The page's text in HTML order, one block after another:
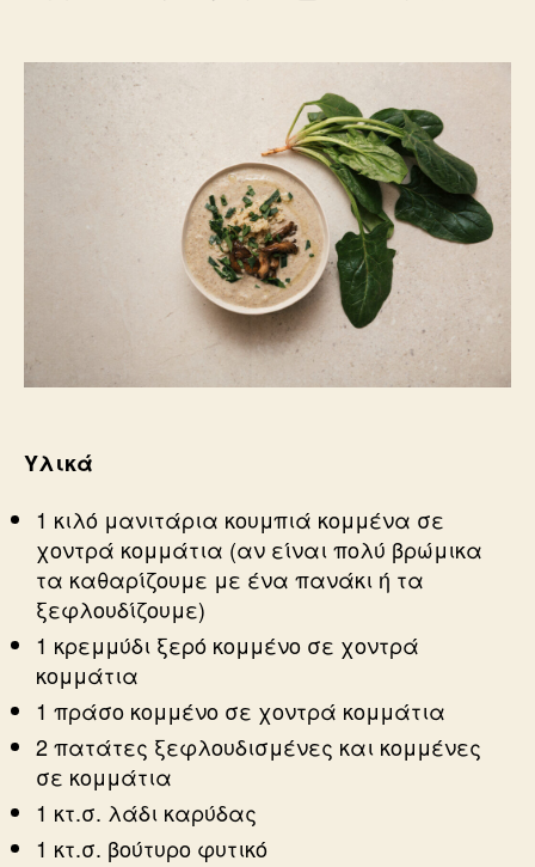
Υλικά
1 κιλό μανιτάρια κουμπιά κομμένα σε
χοντρά κομμάτια (αν είναι πολύ βρώμικα
τα καθαρίζουμε με ένα πανάκι ή τα
ξεφλουδίζουμε)
1 κρεμμύδι ξερό κομμένο σε χοντρά
κομμάτια
1 πράσο κομμένο σε χοντρά κομμάτια
2 πατάτες ξεφλουδισμένες και κομμένες
σε κομμάτια
1 κτ.σ. λάδι καρύδας
1 κτ.σ. βούτυρο φυτικό